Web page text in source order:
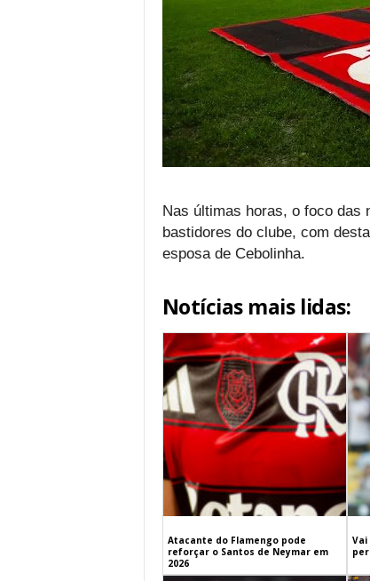
Nas últimas horas, o foco das
bastidores do clube, com
esposa de Cebolinha.
Notícias mais lidas:
Atacante do Flamengo pode
reforçar o Santos de Neymar em
2026
Vai